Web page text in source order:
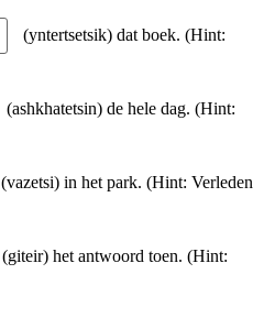
(yntertsetsik) dat boek. (Hint:
(ashkhatetsin) de hele dag. (Hint:
(vazetsi) in het park. (Hint: Verleden
(giteir) het antwoord toen. (Hint: